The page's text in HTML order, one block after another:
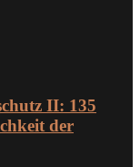
II: 135
der